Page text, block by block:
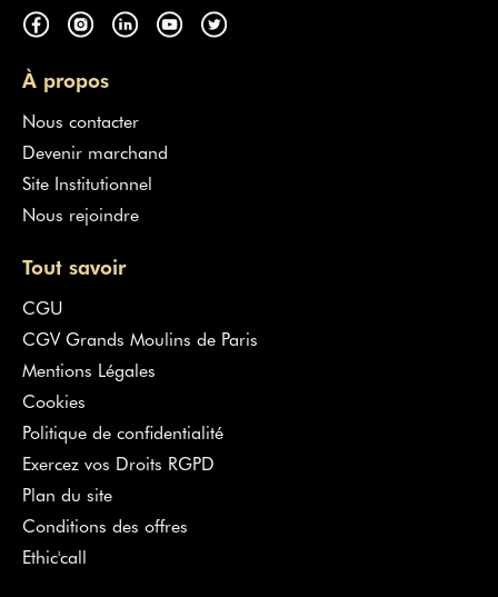
À propos
Nous contacter
Devenir marchand
Site Institutionnel
Nous rejoindre
Tout savoir
CGU
CGV Grands Moulins de Paris
Mentions Légales
Cookies
Politique de confidentialité
Exercez vos Droits RGPD
Plan du site
Conditions des offres
Ethic'call